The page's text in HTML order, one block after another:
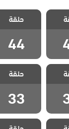
مسلسل
الجميلة الحلقة
44
حلقة
44
مسلسل
الجميلة الحلقة
33
حلقة
33
مسلسل